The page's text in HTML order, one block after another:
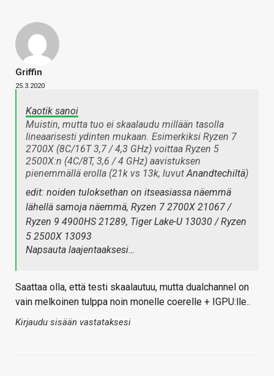
Griffin
25.3.2020
Kaotik sanoi
Muistin, mutta tuo ei skaalaudu millään tasolla
lineaarisesti ydinten mukaan. Esimerkiksi Ryzen 7
2700X (8C/16T 3,7 / 4,3 GHz) voittaa Ryzen 5
2500X:n (4C/8T, 3,6 / 4 GHz) aavistuksen
pienemmällä erolla (21k vs 13k, luvutAnandtechiltä)
edit: noiden tuloksethan on itseasiassa näemmä
lähellä samoja näemmä, Ryzen 7 2700X 21067 /
Ryzen 9 4900HS 21289, Tiger Lake-U 13030 / Ryzen
5 2500X 13093
Napsauta laajentaaksesi…
Saattaa olla, että testi skaalautuu, mutta dualchannel on
vain melkoinen tulppa noin monelle coerelle + IGPU:lle..
Kirjaudu sisään vastataksesi